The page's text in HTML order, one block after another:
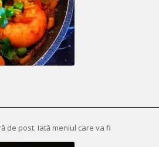
de post. Iată meniul care va fi